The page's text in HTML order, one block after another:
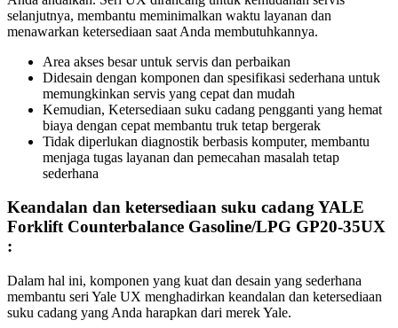
selanjutnya, membantu meminimalkan waktu layanan dan
menawarkan ketersediaan saat Anda membutuhkannya.
Area akses besar untuk servis dan perbaikan
Didesain dengan komponen dan spesifikasi sederhana untuk
memungkinkan servis yang cepat dan mudah
Kemudian, Ketersediaan suku cadang pengganti yang hemat
biaya dengan cepat membantu truk tetap bergerak
Tidak diperlukan diagnostik berbasis komputer, membantu
menjaga tugas layanan dan pemecahan masalah tetap
sederhana
Keandalan dan ketersediaan suku cadang YALE
Forklift Counterbalance Gasoline/LPG GP20-35UX
:
Dalam hal ini, komponen yang kuat dan desain yang sederhana
membantu seri Yale UX menghadirkan keandalan dan ketersediaan
suku cadang yang Anda harapkan dari merek Yale.